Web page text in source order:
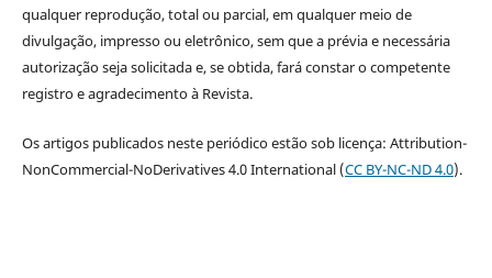
qualquer reprodução, total ou parcial, em qualquer meio de
divulgação, impresso ou eletrônico, sem que a prévia e necessária
autorização seja solicitada e, se obtida, fará constar o competente
registro e agradecimento à Revista.
Os artigos publicados neste periódico estão sob licença: Attribution-
NonCommercial-NoDerivatives 4.0 International (CC BY-NC-ND 4.0).